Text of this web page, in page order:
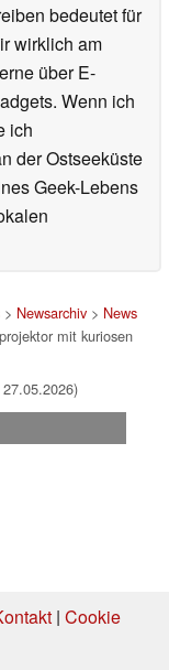
bedeutet für
wirklich am
über E-
Wenn ich
ich
der Ostseeküste
Geek-Lebens
> Newsarchiv> News
mit kuriosen
| Cookie